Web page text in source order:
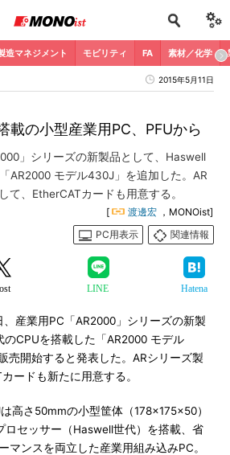
造マネジメント モビリティ FA 素材／化学
2015年5月11日
載の小型産業用PC、PFUから
」シリーズの新製品として、Haswell
AR2000 モデル430J」を追加した。AR
て、EtherCATカードも用意する。
[ 渡邊宏 ，MONOist]
PC用表示
関連情報
LINE Hatena
産業用PC「AR2000」シリーズの新製
CPUを搭載した「AR2000 モデル
売開始すると発表した。ARシリーズ製
ードも新たに用意する。
高さ50mmの小型筐体（178×175×50）
ロセッサー（Haswell世代）を搭載、省
マンスを両立した産業用組み込みPC。